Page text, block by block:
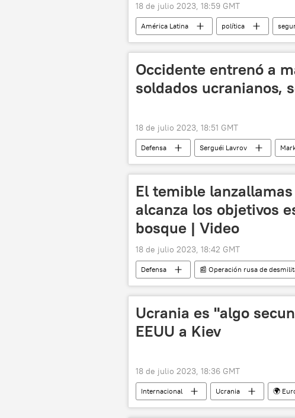
18 de julio 2023, 18:59 GMT
América Latina política
protestas
📰 Crisis política en Perú
Occidente entrenó a
soldados ucranianos,
18 de julio 2023, 18:51 GMT
Defensa Serguéi Lavrov
Rusia
📰 Operación rusa de
El temible
alcanza los objetivos
bosque | Video
18 de julio 2023, 18:42 GMT
Defensa
📰 Operación rusa de
🛡️ Zonas de conflicto
TOS-1A
Ucrania es "algo
EEUU a Kiev
18 de julio 2023, 18:36 GMT
Internacional Ucrania 🌍
📰 Operación rusa de desmilitarización y